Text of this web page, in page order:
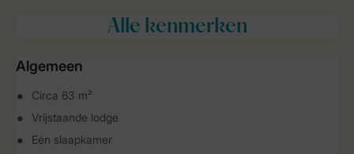
Alle kenmerken
Algemeen
Circa 63 m²
Vrijstaande lodge
Eén slaapkamer